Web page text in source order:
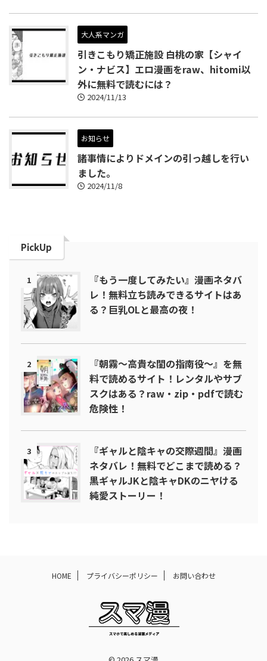
大人系マンガ
引きこもり矯正施設 白桃の家【シャイ
ン・ナビス】エロ漫画をraw、hitomi以
外に無料で読むには？
2024/11/13
お知らせ
諸事情によりドメインの引っ越しを行い
ました。
2024/11/8
PickUp
1
『もう一度してみたい』漫画ネタバ
レ！無料立ち読みできるサイトはあ
る？巨乳OLと最高の夜！
2
『朝霧～高貴な閨の指南役～』を無
料で読めるサイト！レンタルやサブ
スクはある？raw・zip・pdfで読む
危険性！
3
『ギャルと陰キャの交際週間』漫画
ネタバレ！無料でどこまで読める？
黒ギャルJKと陰キャDKのニヤける
純愛ストーリー！
HOME プライバシーポリシー お問い合わせ